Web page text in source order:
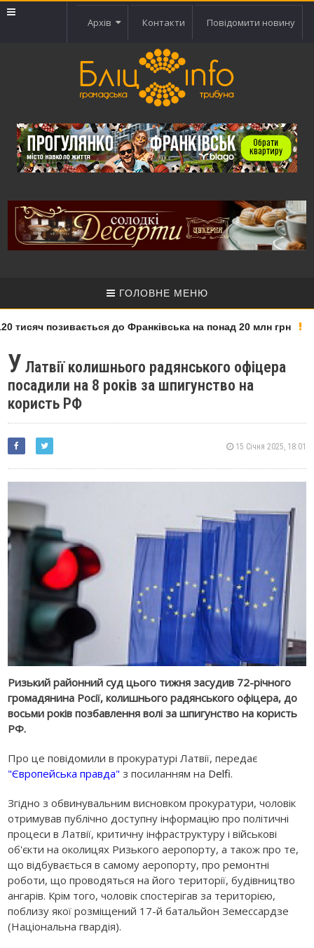
Архів Контакти Повідомити новину
ГОЛОВНЕ МЕНЮ
позивається до Франківська на понад 20 млн грн
У Латвії колишнього радянського офіцера
посадили на 8 років за шпигунство на
користь РФ
15 Січня 2025, 18:01
Ризький районний суд цього тижня засудив 72-річного
громадянина Росії, колишнього радянського офіцера, до
восьми років позбавлення волі за шпигунство на користь
РФ.
Про це повідомили в прокуратурі Латвії, передає
"Європейська правда" з посиланням на Delfi.
Згідно з обвинувальним висновком прокуратури, чоловік
отримував публічно доступну інформацію про політичні
процеси в Латвії, критичну інфраструктуру і військові
об'єкти на околицях Ризького аеропорту, а також про те,
що відбувається в самому аеропорту, про ремонтні
роботи, що проводяться на його території, будівництво
ангарів. Крім того, чоловік спостерігав за територією,
поблизу якої розміщений 17-й батальйон Земессардзе
(Національна гвардія).